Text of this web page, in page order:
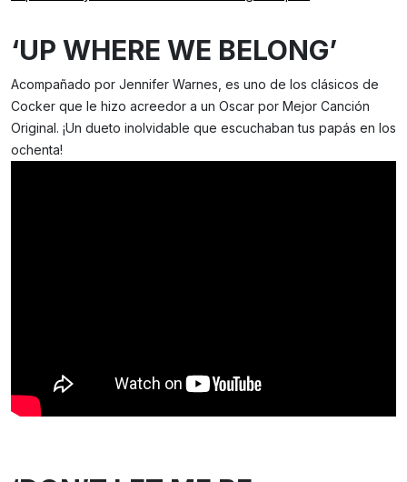
‘UP WHERE WE BELONG’
Acompañado por Jennifer Warnes, es uno de los clásicos de
Cocker que le hizo acreedor a un Oscar por Mejor Canción
Original. ¡Un dueto inolvidable que escuchaban tus papás en los
ochenta!